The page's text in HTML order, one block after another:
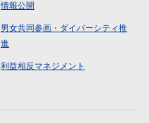
情報公開
男女共同参画・ダイバーシティ推
進
利益相反マネジメント